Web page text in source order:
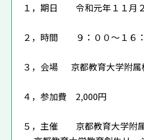
１，期日 令和元年１１月２
２，時間 ９：００～１６
３，会場 京都教育大学附属
４，参加費 2,000円
５，主催 京都教育大学附